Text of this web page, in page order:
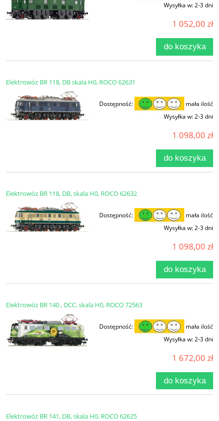
Wysyłka w:2-3 dni
1 052,00 zł
do koszyka
Elektrowóz BR 118, DB skala H0, ROCO 62631
Dostępność:
mała ilość
Wysyłka w:2-3 dni
1 098,00 zł
do koszyka
Elektrowóz BR 118, DB, skala H0, ROCO 62632
Dostępność:
mała ilość
Wysyłka w:2-3 dni
1 098,00 zł
do koszyka
Elektrowóz BR 140 , DCC, skala H0, ROCO 72563
Dostępność:
mała ilość
Wysyłka w:2-3 dni
1 672,00 zł
do koszyka
Elektrowóz BR 141, DB, skala H0, ROCO 62625